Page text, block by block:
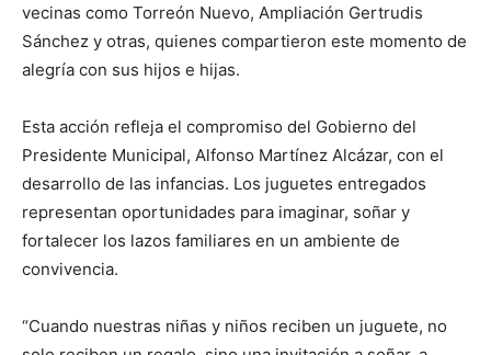
vecinas como Torreón Nuevo, Ampliación Gertrudis
Sánchez y otras, quienes compartieron este momento de
alegría con sus hijos e hijas.
Esta acción refleja el compromiso del Gobierno del
Presidente Municipal, Alfonso Martínez Alcázar, con el
desarrollo de las infancias. Los juguetes entregados
representan oportunidades para imaginar, soñar y
fortalecer los lazos familiares en un ambiente de
convivencia.
“Cuando nuestras niñas y niños reciben un juguete, no